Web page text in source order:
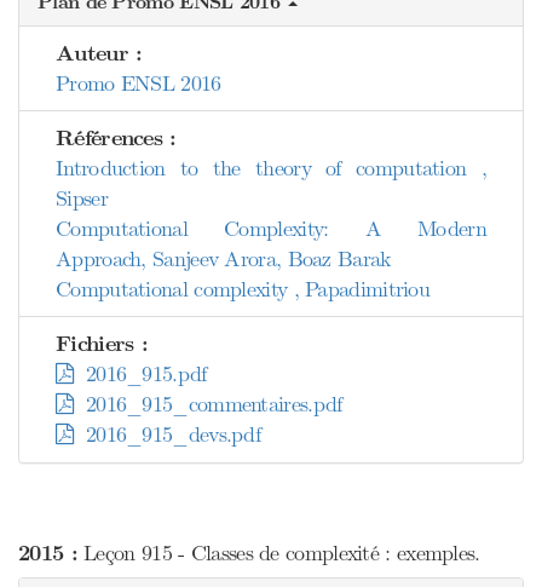
Auteur :
Promo ENSL 2016
Références :
Introduction to the theory of computation ,
Sipser
Computational Complexity: A Modern
Approach, Sanjeev Arora, Boaz Barak
Computational complexity , Papadimitriou
Fichiers :
2016_915.pdf
2016_915_commentaires.pdf
2016_915_devs.pdf
2015 :Leçon 915 - Classes de complexité : exemples.